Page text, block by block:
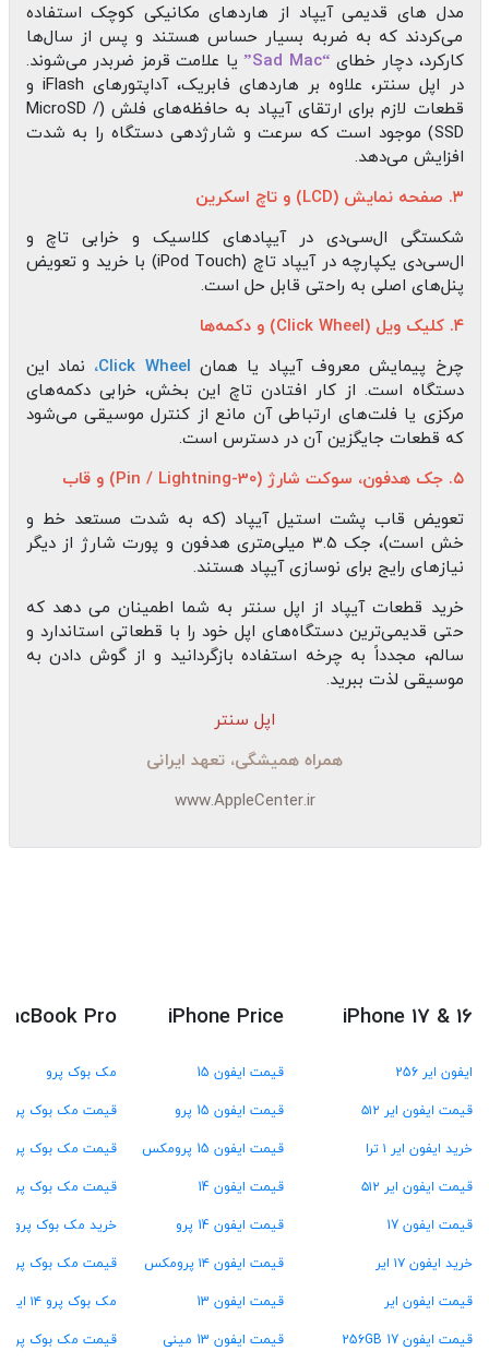
مدل‌ های قدیمی آیپاد از هاردهای مکانیکی کوچک استفاده
می‌کردند که به ضربه بسیار حساس هستند و پس از سال‌ها
کارکرد، دچار خطای “Sad Mac”
یا علامت قرمز ضربدر می‌شوند.
در اپل سنتر، علاوه بر هاردهای فابریک، آداپتورهای iFlash و
قطعات لازم برای ارتقای آیپاد به حافظه‌های فلش (MicroSD /
SSD) موجود است که سرعت و شارژدهی دستگاه را به شدت
افزایش می‌دهد.
۳. صفحه نمایش (LCD) و تاچ اسکرین
شکستگی ال‌سی‌دی در آیپادهای کلاسیک و خرابی تاچ و
ال‌سی‌دی یکپارچه در آیپاد تاچ (iPod Touch) با خرید و تعویض
پنل‌های اصلی به راحتی قابل حل است.
۴. کلیک ویل (Click Wheel) و دکمه‌ها
چرخ پیمایش معروف آیپاد یا همان
نماد این
دستگاه است. از کار افتادن تاچ این بخش، خرابی دکمه‌های
مرکزی یا فلت‌های ارتباطی آن مانع از کنترل موسیقی می‌شود
که قطعات جایگزین آن در دسترس است.
۵. جک هدفون، سوکت شارژ (30-Pin / Lightning) و قاب
تعویض قاب پشت استیل آیپاد (که به شدت مستعد خط و
خش است)، جک ۳.۵ میلی‌متری هدفون و پورت شارژ از دیگر
نیازهای رایج برای نوسازی آیپاد هستند.
خرید قطعات آیپاد از اپل سنتر به شما اطمینان می‌ دهد که
حتی قدیمی‌ترین دستگاه‌های اپل خود را با قطعاتی استاندارد و
سالم، مجدداً به چرخه استفاده بازگردانید و از گوش دادن به
موسیقی لذت ببرید.
اپل سنتر
همراه همیشگی، تعهد ایرانی
www.AppleCenter.ir
iPhone 17 & 16
ایفون ایر 256
قیمت ایفون ایر ۵۱۲
خرید ایفون ایر ۱ ترا
قیمت ایفون ایر ۵۱۲
قیمت ایفون 17
خرید ایفون ۱۷ ایر
قیمت ایفون ایر
قیمت ایفون 17 256GB
iPhone Price
قیمت ایفون 15
قیمت ایفون 15 پرو
قیمت ایفون 15 پرومکس
قیمت ایفون 14
قیمت ایفون 14 پرو
قیمت ایفون ۱۴ پرومکس
قیمت ایفون 13
قیمت ایفون 13 مینی
Pro
مک بوک پرو
قیمت مک بوک پرو M4
قیمت مک بوک پرو M3
قیمت مک بوک پرو M2
خرید مک بوک پرو M1
قیمت مک بوک پرو ۱۳ اینچ
مک بوک پرو ۱۴ اینچ
قیمت مک بوک پرو ۱۶ اینچ